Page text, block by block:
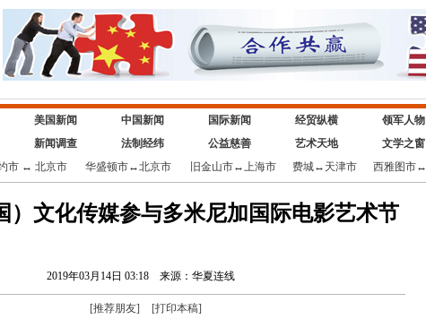
美国新闻 中国新闻 国际新闻 经贸纵横 领军人物
新闻调查 法制经纬 公益慈善 艺术天地 文学之窗
市↔ 北京市 华盛顿市↔北京市 旧金山市↔上海市 费城↔ 天津市 西雅图市↔
）文化传媒参与多米尼加国际电影艺术节
2019年03月14日 03:18 来源：华夏连线
[推荐朋友] [打印本稿]